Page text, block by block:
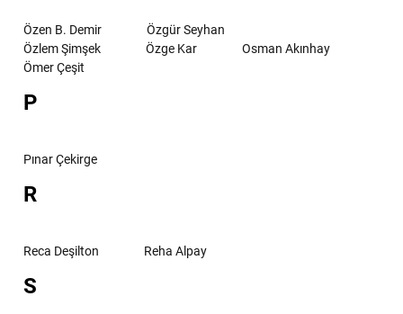
Özen B. Demir
Özgür Seyhan
Özlem Şimşek
Özge Kar
Osman Akınhay
Ömer Çeşit
P
Pınar Çekirge
R
Reca Deşilton Reha Alpay
S